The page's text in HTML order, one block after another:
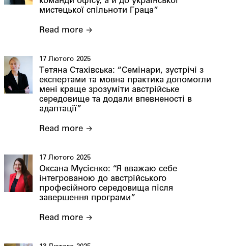
мистецької спільноти Граца”
Read more
17 Лютого 2025
Тетяна Стахівська: “Семінари, зустрічі з
експертами та мовна практика допомогли
мені краще зрозуміти австрійське
середовище та додали впевненості в
адаптації”
Read more
17 Лютого 2025
Оксана Мусієнко: “Я вважаю себе
інтегрованою до австрійського
професійного середовища після
завершення програми”
Read more